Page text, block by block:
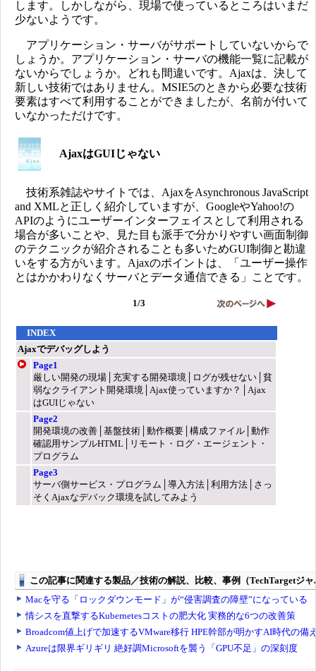
します。しかしながら、現場で使っているところはいまだ
少ないようです。
アプリケーション・サーバがサポートしていないからで
しょうか。アプリケーション・サーバの機能一覧に記載が
ないからでしょうか。どれも間違いです。Ajaxは、決して
新しい技術ではありません。MSIE5のときから必要な技術
要素はすべて利用することができましたが、名前が付いて
いなかっただけです。
AjaxはGUIじゃない
技術系雑誌やサイトでは、AjaxをAsynchronous JavaScript
and XMLと正しく紹介していますが、GoogleやYahoo!の
APIのようにユーザーインターフェイスとして利用される
場合が多いことや、見た目も派手で分かりやすい画面制御
のテクニックが紹介されることも多いためGUI制御と勘違
いをする方がいます。Ajaxのポイントは、「ユーザー操作
とはかかわりなくサーバとデータ通信できる」ことです。
1/3
INDEX
Ajaxでデバッグしよう
Page1
厳しい開発の現場│充実する開発環境│ログが残せない│貧
弱なクライアント開発環境│Ajax使っていますか？│Ajax
はGUIじゃない
Page2
開発環境の改善│基盤技術│動作概要│構成ファイル│動作
確認用サンプルHTML│リモート・ログ・エージェント・
プログラム
Page3
サーバ側サービス・プログラム│導入方法│利用方法│さっ
そくAjaxなデバック環境を試してみよう